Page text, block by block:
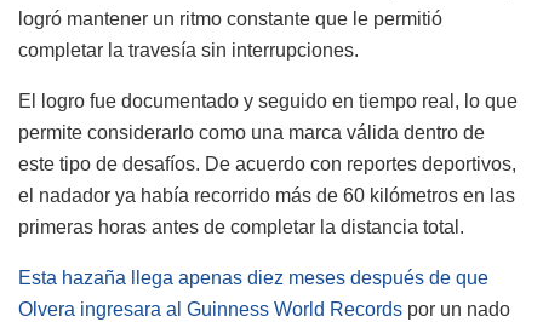
logró mantener un ritmo constante que le permitió
completar la travesía sin interrupciones.
El logro fue documentado y seguido en tiempo real, lo que
permite considerarlo como una marca válida dentro de
este tipo de desafíos. De acuerdo con reportes deportivos,
el nadador ya había recorrido más de 60 kilómetros en las
primeras horas antes de completar la distancia total.
Esta hazaña llega apenas diez meses después de que
Olvera ingresara al Guinness World Records por un nado